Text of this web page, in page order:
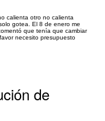
calienta otro no calienta
gotea. El 8 de enero me
que tenía que cambiar
necesito presupuesto
de